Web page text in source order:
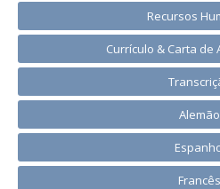
Recursos
Currículo & Carta de
Alemão
Francês